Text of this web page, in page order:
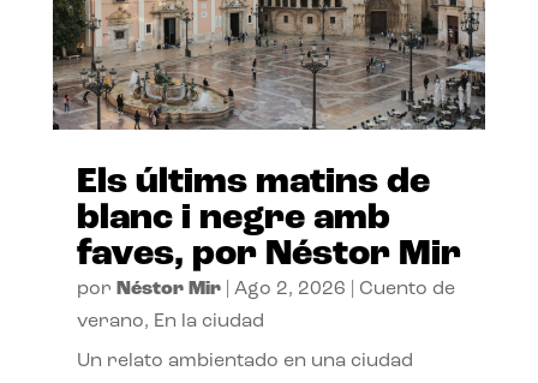
Els últims matins de
blanc i negre amb
faves, por Néstor Mir
por Néstor Mir| Ago 2, 2026
Cuento de
verano, En la ciudad
Un relato ambientado en una ciudad